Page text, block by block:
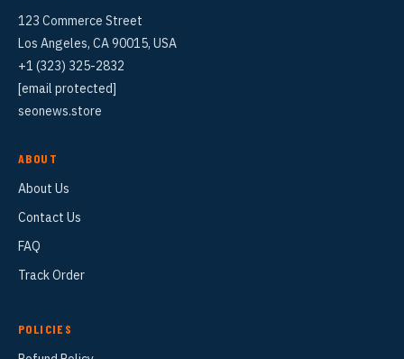
123 Commerce Street
Los Angeles, CA 90015, USA
+1 (323) 325-2832
[email protected]
seonews.store
ABOUT
About Us
Contact Us
FAQ
Track Order
POLICIES